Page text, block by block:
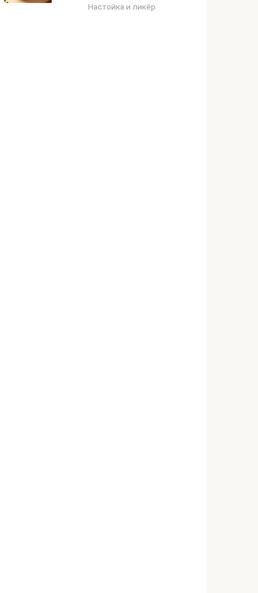
Настойка и ликёр